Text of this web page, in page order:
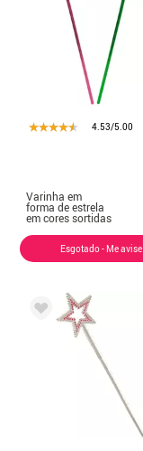
4.53/5.00
Varinha em
forma de estrela
em cores sortidas
Esgotado - Me avise